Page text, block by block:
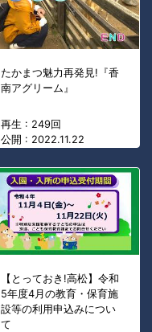
たかまつ魅力再発見!『香
南アグリーム』
再生 : 249回
公開 : 2022.11.22
【とっておき!高松】令和
5年度4月の教育・保育施
設等の利用申込みについ
て